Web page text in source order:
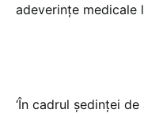
adeverinţe medicale
‘În cadrul şedinţei